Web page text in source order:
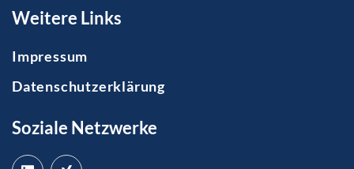
Weitere Links
Impressum
Datenschutzerklärung
Soziale Netzwerke